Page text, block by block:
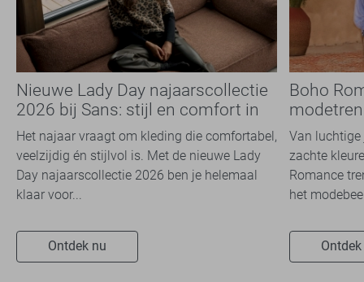
Nieuwe Lady Day najaarscollectie
2026 bij Sans: stijl en comfort in
travelkwaliteit
Het najaar vraagt om kleding die comfortabel,
veelzijdig én stijlvol is. Met de nieuwe Lady
Day najaarscollectie 2026 ben je helemaal
klaar voor...
Ontdek nu
Boho
overal
Van luchtige
zachte
Romance
het